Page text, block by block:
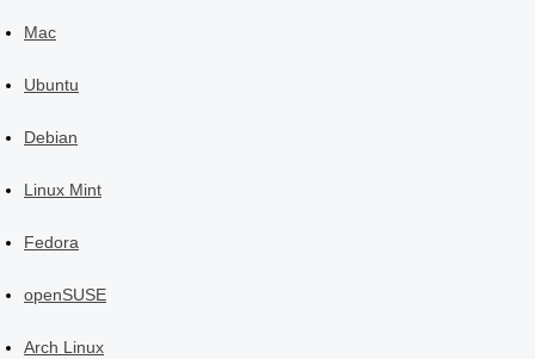
Mac
Ubuntu
Debian
Linux Mint
Fedora
openSUSE
Arch Linux